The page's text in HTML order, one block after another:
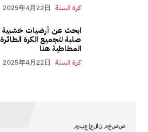
كرة السلة 2025年4月22日
ابحث عن أرضيات خشبية
صلبة لتجميع الكرة الطائرة
المطاطية هنا
كرة السلة 2025年4月22日